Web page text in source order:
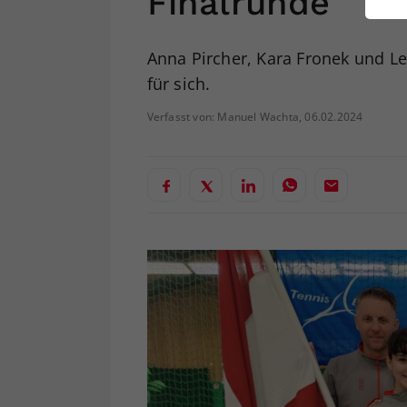
Anna Pircher, Kara Fronek und
für sich.
Verfasst von: Manuel Wachta, 06.02.2024